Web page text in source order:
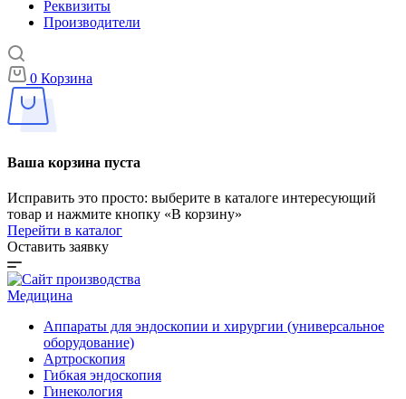
Реквизиты
Производители
0 Корзина
Ваша корзина пуста
Исправить это просто: выберите в каталоге интересующий
товар и нажмите кнопку «В корзину»
Перейти в каталог
Оставить заявку
Медицина
Аппараты для эндоскопии и хирургии (универсальное
оборудование)
Артроскопия
Гибкая эндоскопия
Гинекология